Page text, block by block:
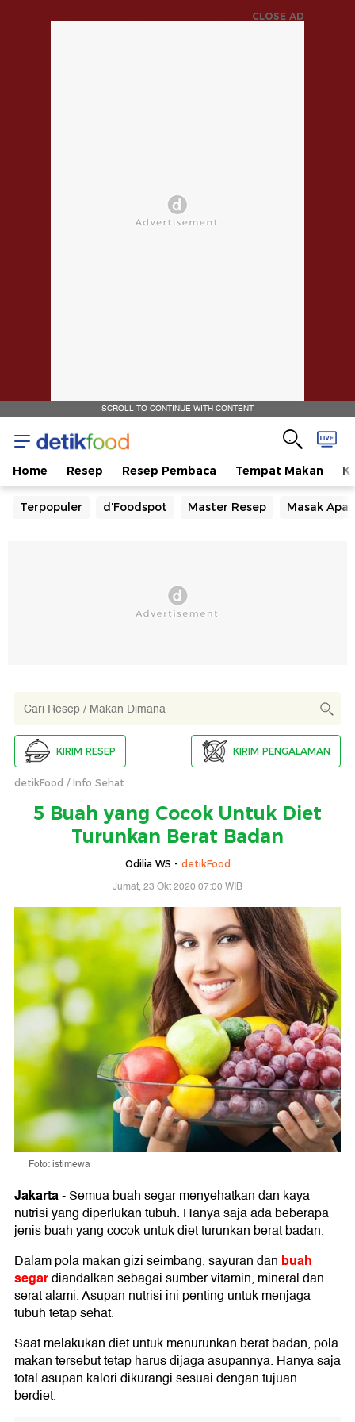
CLOSE AD
SCROLL TO CONTINUE WITH CONTENT
Home Resep Resep Pembaca Tempat Makan
Terpopuler d'Foodspot Master Resep Masak Apa
KIRIM RESEP KIRIM PENGALAMAN
detikFood Info Sehat
5 Buah yang Cocok Untuk Diet
Turunkan Berat Badan
Odilia WS - detikFood
Jumat, 23 Okt 2020 07:00 WIB
Foto: istimewa
Jakarta-Semua buah segar menyehatkan dan kaya
nutrisi yang diperlukan tubuh. Hanya saja ada beberapa
jenis buah yang cocok untuk diet turunkan berat badan.
Dalam pola makan gizi seimbang, sayuran dan buah
segardiandalkan sebagai sumber vitamin, mineral dan
serat alami. Asupan nutrisi ini penting untuk menjaga
tubuh tetap sehat.
Saat melakukan diet untuk menurunkan berat badan, pola
makan tersebut tetap harus dijaga asupannya. Hanya saja
total asupan kalori dikurangi sesuai dengan tujuan
berdiet.